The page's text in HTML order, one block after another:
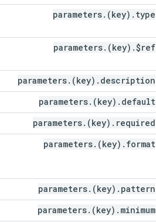
parameters. (key) . type
parameters. (key) .$ref
parameters. (key) . description
parameters. (key) . default
parameters. (key) . required
parameters. (key) . format
parameters. (key) . pattern
parameters. (key) . minimum